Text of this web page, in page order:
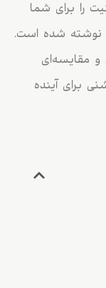
را برای شما
نوشته شده است.
و مقایسه‌ای
برای آینده